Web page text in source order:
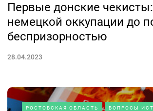
Первые донские
немецкой оккупации до
беспризорностью
28.04.2023
РОСТОВСКАЯ ОБЛАСТЬ ВОПРОСЫ